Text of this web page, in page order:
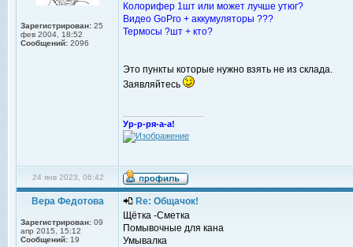
Зарегистрирован: 25
фев 2004, 18:52
Сообщений: 2096
Колорифер 1шт или может лучше утюг?
Видео GoPro + аккумуляторы ???
Термосы ?шт + кто?
Это пункты которые нужно взять не из склада.
Заявляйтесь
Ур-р-ря-а-а!
24 янв 2023, 06:42
Вера Федотова
Зарегистрирован: 09
апр 2015, 15:12
Сообщений: 19
Re: Общачок!
Щётка -Сметка
Помывочные для кана
Умывалка